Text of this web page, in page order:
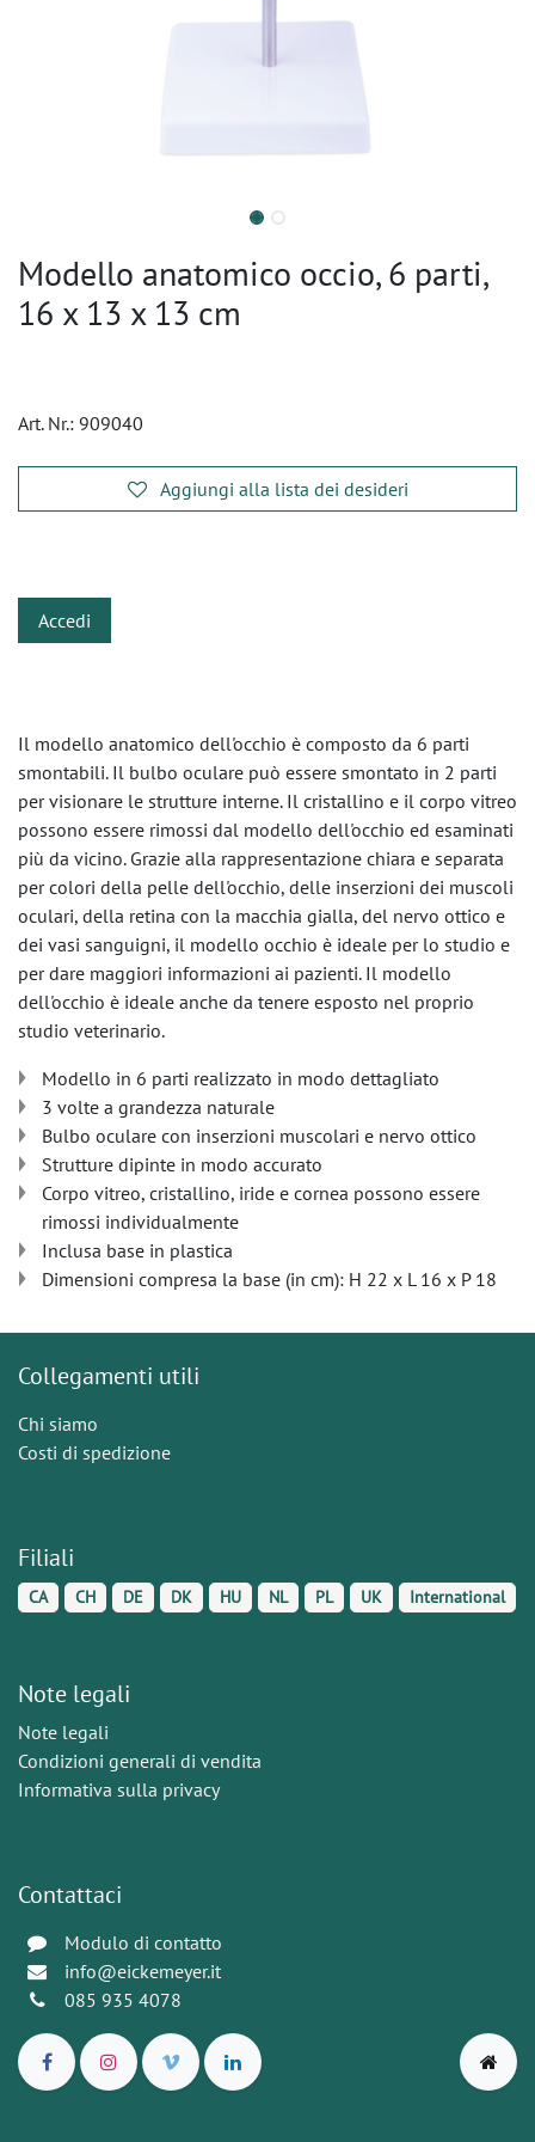
Modello anatomico occio, 6 parti,
16 x 13 x 13 cm
Art. Nr.: 909040
Aggiungi alla lista dei desideri
Accedi
Il modello anatomico dell'occhio è composto da 6 parti
smontabili. Il bulbo oculare può essere smontato in 2 parti
per visionare le strutture interne. Il cristallino e il corpo vitreo
possono essere rimossi dal modello dell'occhio ed esaminati
più da vicino. Grazie alla rappresentazione chiara e separata
per colori della pelle dell'occhio, delle inserzioni dei muscoli
oculari, della retina con la macchia gialla, del nervo ottico e
dei vasi sanguigni, il modello occhio è ideale per lo studio e
per dare maggiori informazioni ai pazienti. Il modello
dell'occhio è ideale anche da tenere esposto nel proprio
studio veterinario.
Modello in 6 parti realizzato in modo dettagliato
3 volte a grandezza naturale
Bulbo oculare con inserzioni muscolari e nervo ottico
Strutture dipinte in modo accurato
Corpo vitreo, cristallino, iride e cornea possono essere
rimossi individualmente
Inclusa base in plastica
Dimensioni compresa la base (in cm): H 22 x L 16 x P 18
Collegamenti utili
Chi siamo
Costi di spedizione
Filiali
CA CH DE DK HU NL PL UK International
Note legali
Note legali
Condizioni generali di vendita
Informativa sulla privacy
Contattaci
Modulo di contatto
info@eickemeyer.it
085 935 4078